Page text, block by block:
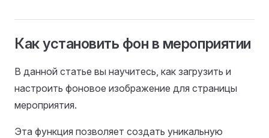
Как установить фон в мероприятии
В данной статье вы научитесь, как загрузить и
настроить фоновое изображение для страницы
мероприятия.
Эта функция позволяет создать уникальную